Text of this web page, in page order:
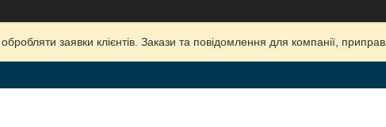
заявки клієнтів. Закази та повідомлення для компанії,